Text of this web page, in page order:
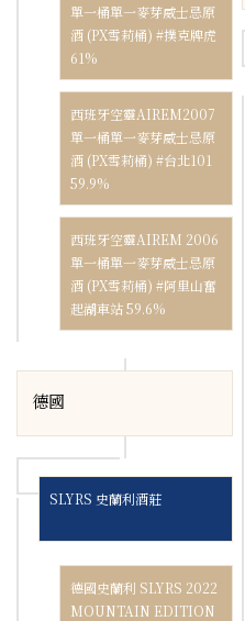
單一桶單一麥芽威士忌原
酒 (PX雪莉桶) #撲克牌虎
61%
西班牙空靈AIREM2007
單一桶單一麥芽威士忌原
酒 (PX雪莉桶) #台北101
59.9%
西班牙空靈AIREM 2006
單一桶單一麥芽威士忌原
酒 (PX雪莉桶) #阿里山奮
起湖車站 59.6%
德國
SLYRS 史蘭利酒莊
德國史蘭利 SLYRS 2022
MOUNTAIN EDITION